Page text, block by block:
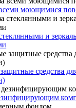
моющимися
и
средства